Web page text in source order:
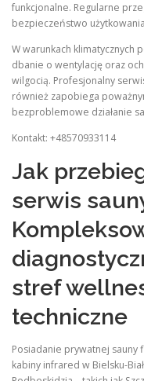
funkcjonalne. Regularne
bezpieczeństwo
W warunkach klimatycznych
dbanie o wentylację oraz
wilgocią. Profesjonalny
również zapobiega
bezproblemowe działanie
Kontakt: +48570933114
Jak
serwis
stref
techniczne
Posiadanie prywatnej sauny
kabiny infrared w Bielsku-